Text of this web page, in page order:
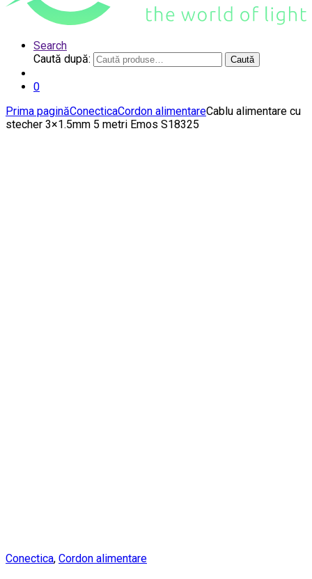
Search
Caută după:
Caută
0
Prima paginăConecticaCordon alimentareCablu alimentare cu
stecher 3×1.5mm 5 metri Emos S18325
Conectica, Cordon alimentare